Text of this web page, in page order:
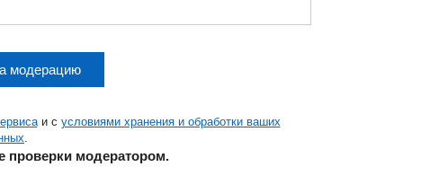
модерацию
и с условиями хранения и обработки ваших
.
проверки модератором.